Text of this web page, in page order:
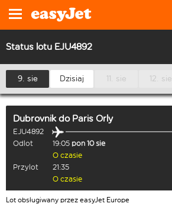
Status lotu EJU4892
9. sie Dzisiaj 11. sie 12. sie
Dubrovnik do Paris Orly
EJU4892
Odlot
19:05 pon 10 sie
O czasie
Przylot
21:35
O czasie
Lot obsługiwany przez easyJet Europe